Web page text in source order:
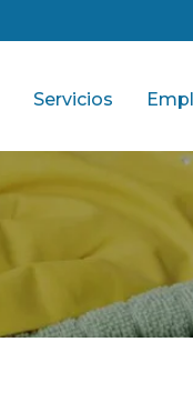
Servicios